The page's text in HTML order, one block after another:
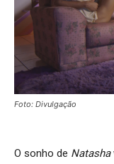
Foto: Divulgação
O sonho de Natasha